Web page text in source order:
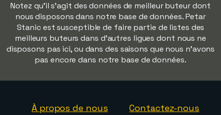
Notez qu'il s'agit des données de meilleur buteur dont
nous disposons dans notre base de données. Petar
Stanic est susceptible de faire partie de listes des
meilleurs buteurs dans d'autres ligues dont nous ne
disposons pas ici, ou dans des saisons que nous n'avons
pas encore dans notre base de données.
À propos de nous Contactez-nous